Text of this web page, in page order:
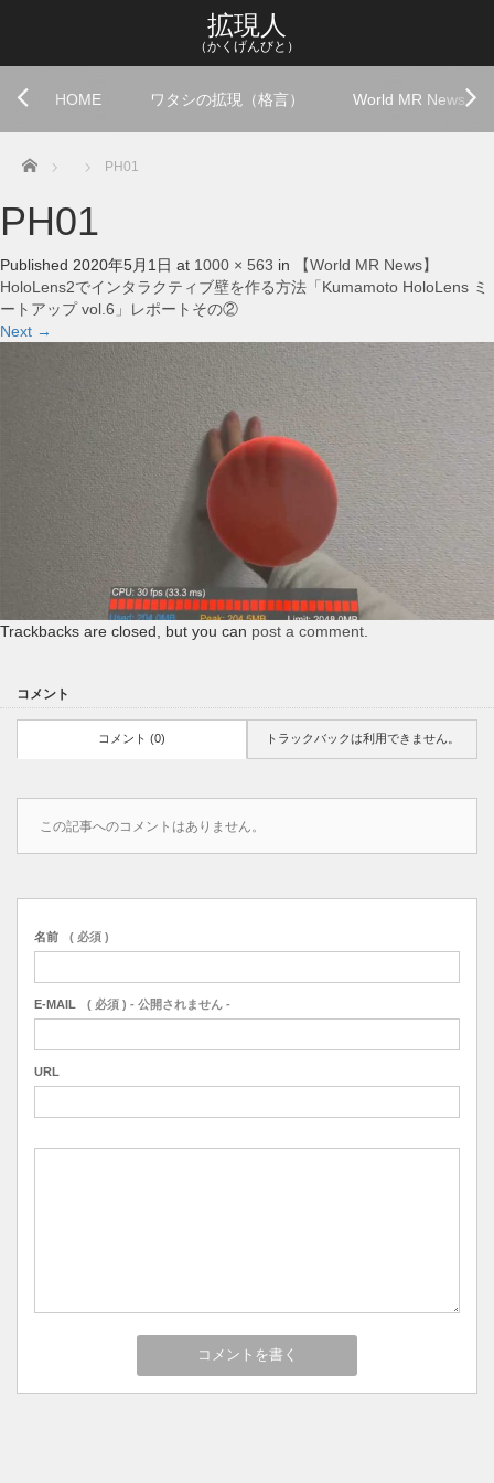
拡現人
（かくげんびと）
HOME ワタシの拡現（格言） World MR News
Home PH01
PH01
Published 2020年5月1日 at 1000 × 563 in
【World MR News】
HoloLens2でインタラクティブ壁を作る方法「Kumamoto HoloLens ミ
ートアップ vol.6」レポートその②
Next →
Trackbacks are closed, but you can post a comment
コメント
コメント (0) トラックバックは利用できません。
この記事へのコメントはありません。
名前 ( 必須 )
E-MAIL ( 必須 ) - 公開されません -
URL